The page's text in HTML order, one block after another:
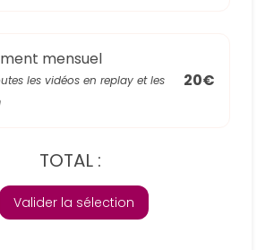
mensuel
les vidéos en replay et les
20€
TOTAL :
Valider la sélection